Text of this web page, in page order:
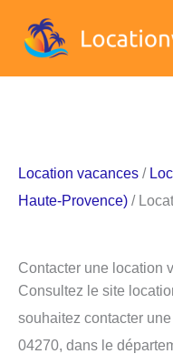
Location vacances /
Haute-Provence) /
Contacter une location
Consultez le site
souhaitez contacter
04270, dans le